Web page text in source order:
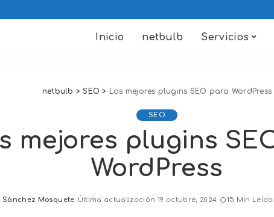
Inicio netbulb Servicios
netbulb >SEO > Los mejores plugins SEO para WordPress
SEO
mejores plugins
WordPress
Sánchez Mosquete Última actualización 19 octubre, 2024 15 Min Leído